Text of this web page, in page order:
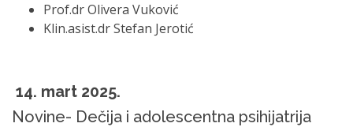
Prof.dr Olivera Vuković
Klin.asist.dr Stefan Jerotić
14. mart 2025.
Novine- Dečija i adolescentna psihijatrija